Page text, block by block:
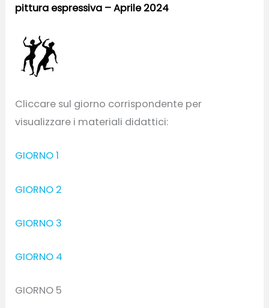
pittura espressiva – Aprile 2024
Cliccare sul giorno corrispondente per
visualizzare i materiali didattici:
GIORNO 1
GIORNO 2
GIORNO 3
GIORNO 4
GIORNO 5